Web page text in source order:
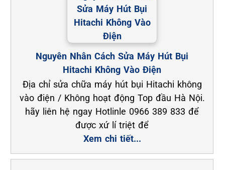
Nguyên Nhân Cách Sửa Máy Hút Bụi
Hitachi Không Vào Điện
Địa chỉ sửa chữa máy hút bụi Hitachi không
vào điện / Không hoạt động Top đầu Hà Nội.
hãy liên hệ ngay Hotlinle 0966 389 833 để
được xứ lí triệt để
Xem chi tiết...